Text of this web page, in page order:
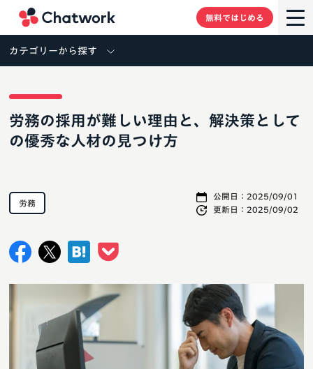
無料ではじめる
カテゴリーから探す
労務の採用が難しい理由と、解決策として
の優秀な人材の見つけ方
公開日： 2025/09/01
更新日： 2025/09/02
労務